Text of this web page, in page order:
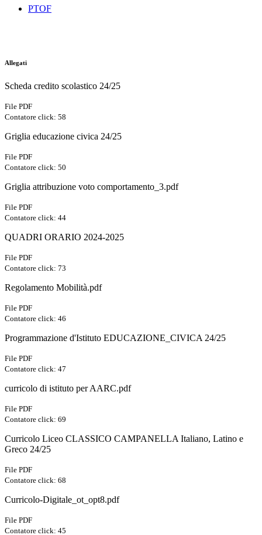
PTOF
Allegati
Scheda credito scolastico 24/25
File PDF
Contatore click: 58
Griglia educazione civica 24/25
File PDF
Contatore click: 50
Griglia attribuzione voto comportamento_3.pdf
File PDF
Contatore click: 44
QUADRI ORARIO 2024-2025
File PDF
Contatore click: 73
Regolamento Mobilità.pdf
File PDF
Contatore click: 46
Programmazione d'Istituto EDUCAZIONE_CIVICA 24/25
File PDF
Contatore click: 47
curricolo di istituto per AARC.pdf
File PDF
Contatore click: 69
Curricolo Liceo CLASSICO CAMPANELLA Italiano, Latino e
Greco 24/25
File PDF
Contatore click: 68
Curricolo-Digitale_ot_opt8.pdf
File PDF
Contatore click: 45